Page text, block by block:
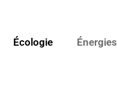
Écologie Énergies